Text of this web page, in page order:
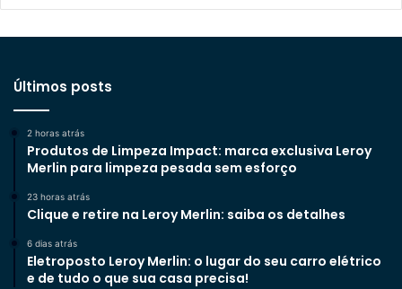
Últimos posts
2 horas atrás
Produtos de Limpeza Impact: marca exclusiva Leroy
Merlin para limpeza pesada sem esforço
23 horas atrás
Clique e retire na Leroy Merlin: saiba os detalhes
6 dias atrás
Eletroposto Leroy Merlin: o lugar do seu carro elétrico
e de tudo o que sua casa precisa!